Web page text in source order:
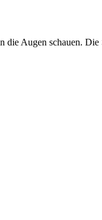
Augen schauen.